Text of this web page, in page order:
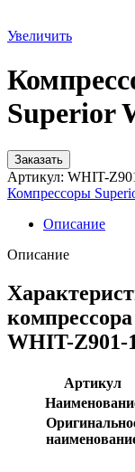
Увеличить
Superior
Заказать
Артикул: WHIT-
Компрессоры
Описание
Описание
WHIT-Z901-
Артикул